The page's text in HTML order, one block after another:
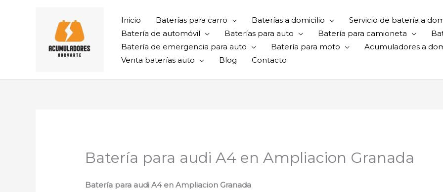
Inicio Baterías para carro Baterías a domicilio Servicio de batería a
Batería de automóvil
Baterías para auto Batería para camioneta
Batería de emergencia para auto
Batería para moto Acumuladores a
Venta baterías auto
Blog Contacto
Batería para audi A4 en Ampliacion Granada
Batería para audi A4 en Ampliacion Granada